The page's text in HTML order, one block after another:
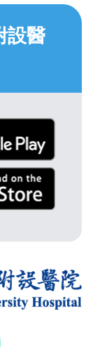
設醫